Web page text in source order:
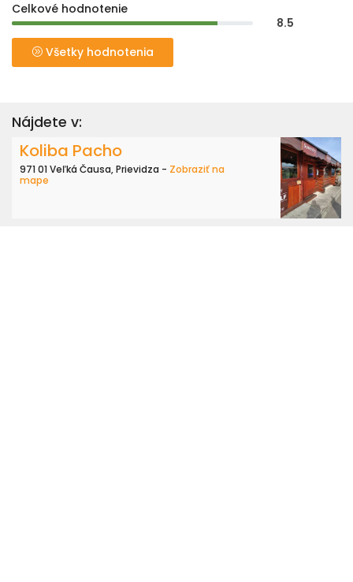
Celkové hodnotenie
8.5
Všetky hodnotenia
Nájdete v:
Koliba Pacho
971 01 Veľká Čausa, Prievidza - Zobraziť na
mape